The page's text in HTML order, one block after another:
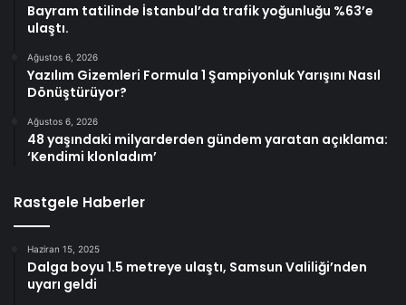
Bayram tatilinde İstanbul’da trafik yoğunluğu %63’e
ulaştı.
Ağustos 6, 2026
Yazılım Gizemleri Formula 1 Şampiyonluk Yarışını Nasıl
Dönüştürüyor?
Ağustos 6, 2026
48 yaşındaki milyarderden gündem yaratan açıklama:
‘Kendimi klonladım’
Rastgele Haberler
Haziran 15, 2025
Dalga boyu 1.5 metreye ulaştı, Samsun Valiliği’nden
uyarı geldi